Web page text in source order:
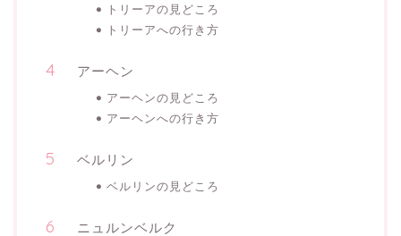
トリーアの見どころ
トリーアへの行き方
アーヘン
アーヘンの見どころ
アーヘンへの行き方
ベルリン
ベルリンの見どころ
ニュルンベルク